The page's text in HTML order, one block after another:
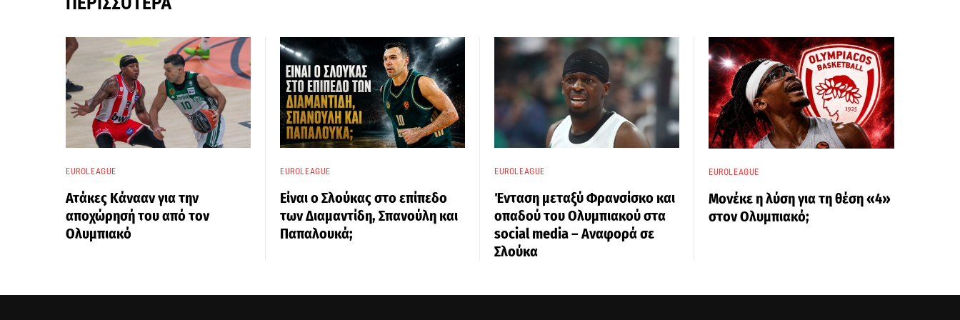
EUROLEAGUE
Ατάκες Κάνααν για την
αποχώρησή του από τον
Ολυμπιακό
EUROLEAGUE
Είναι ο Σλούκας στο επίπεδο
των Διαμαντίδη, Σπανούλη και
Παπαλουκά;
EUROLEAGUE
Ένταση μεταξύ Φρανσίσκο και
οπαδού του Ολυμπιακού στα
social media – Αναφορά σε
Σλούκα
EUROLEAGUE
Μονέκε η λύση για τη θέση «4»
στον Ολυμπιακό;